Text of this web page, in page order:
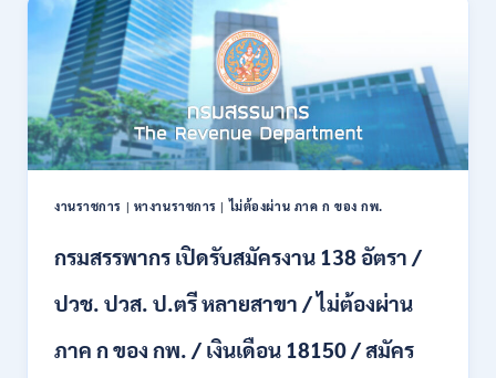
รับ
สมัคร
บุคคล
พลเรือน
เป็น
พนักงาน
ราชการ
66
/
และ
/
ต้อง
งานราชการ | หางานราชการ |ไม่ต้องผ่าน ภาค ก ของ กพ.
กรมสรรพากร เปิดรับสมัครงาน 138 อัตรา /
ปวช. ปวส. ป.ตรี หลายสาขา / ไม่ต้องผ่าน
ภาค ก ของ กพ. / เงินเดือน 18150 / สมัคร